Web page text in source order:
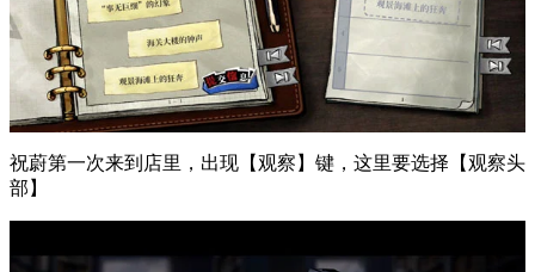
祝蔚第一次来到店里，出现【观察】键，这里要选择【观察头
部】